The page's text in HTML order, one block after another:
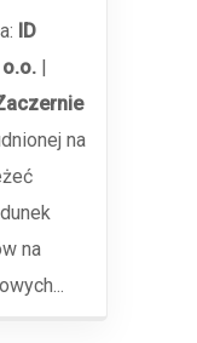
ID
|
na
na